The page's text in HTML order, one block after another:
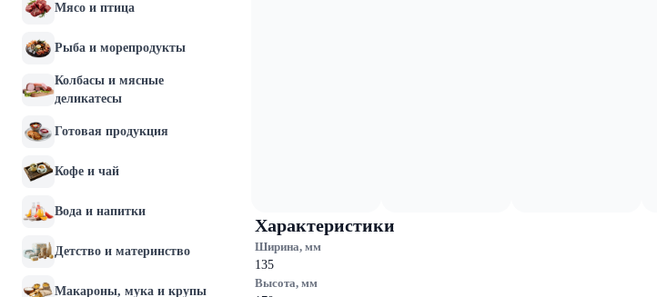
Мясо и птица
Рыба и морепродукты
Колбасы и мясные
деликатесы
Готовая продукция
Кофе и чай
Вода и напитки
Детство и материнство
Макароны, мука и крупы
Характеристики
Ширина, мм
135
Высота, мм